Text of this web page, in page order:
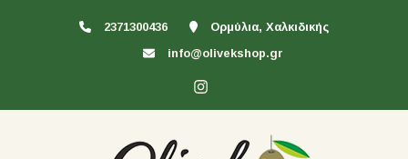
2371300436
Ορμύλια, Χαλκιδικής
info@olivekshop.gr